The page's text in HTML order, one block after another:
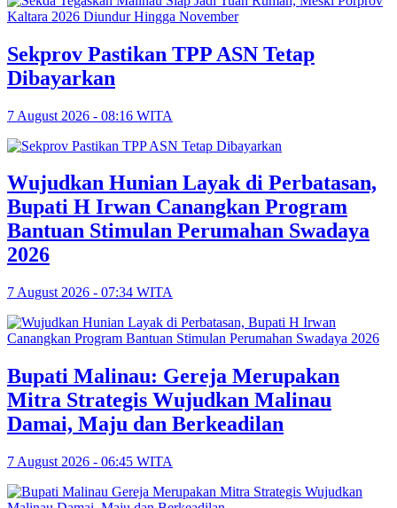
Sekprov Pastikan TPP ASN Tetap
Dibayarkan
7 August 2026 - 08:16 WITA
Wujudkan Hunian Layak di Perbatasan,
Bupati H Irwan Canangkan Program
Bantuan Stimulan Perumahan Swadaya
2026
7 August 2026 - 07:34 WITA
Bupati Malinau: Gereja Merupakan
Mitra Strategis Wujudkan Malinau
Damai, Maju dan Berkeadilan
7 August 2026 - 06:45 WITA